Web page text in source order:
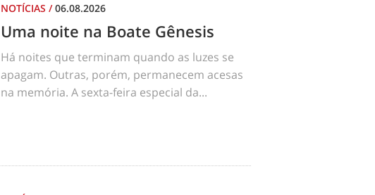
NOTÍCIAS /06.08.2026
Uma noite na Boate Gênesis
Há noites que terminam quando as luzes se
apagam. Outras, porém, permanecem acesas
na memória. A sexta-feira especial da...